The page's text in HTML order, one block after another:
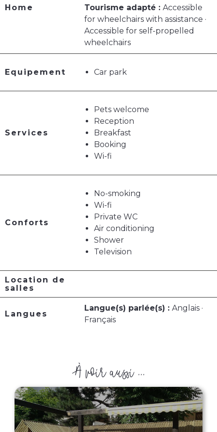
Home
Tourisme adapté : Accessible
for wheelchairs with assistance ·
Accessible for self-propelled
wheelchairs
Equipement Car park
Services
Pets welcome
Reception
Breakfast
Booking
Wi-fi
Conforts
No-smoking
Wi-fi
Private WC
Air conditioning
Shower
Television
Location de
salles
Langues
Langue(s) parlée(s) : Anglais ·
Français
À voir aussi ...